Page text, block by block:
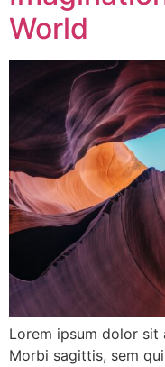
World
Lorem ipsum dolor
Morbi sagittis, sem